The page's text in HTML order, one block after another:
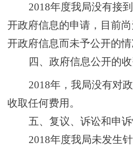
2018年度我局没有接
开政府信息的申请，目前
开政府信息而未予公开的情
四、政府信息公开的
2018年，我局没有对
收取任何费用。
五、复议、诉讼和申
2018年度我局未发生